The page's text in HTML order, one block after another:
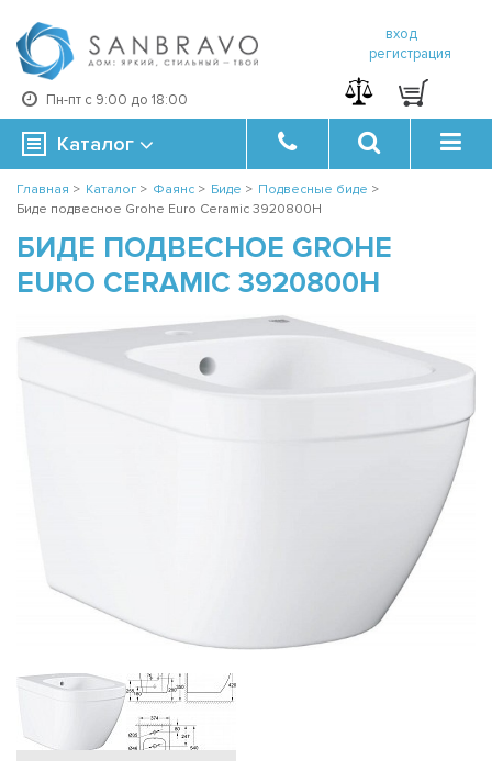
Пн-пт с 9:00 до 18:00
вход
регистрация
Каталог
Главная > Каталог > Фаянс > Биде > Подвесные биде >
Биде подвесное Grohe Euro Ceramic 3920800H
БИДЕ ПОДВЕСНОЕ GROHE
EURO CERAMIC 3920800H